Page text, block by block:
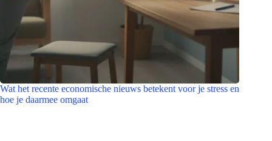
Wat het recente economische nieuws betekent voor je stress en
hoe je daarmee omgaat